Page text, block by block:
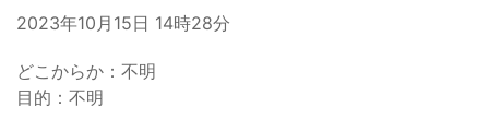
2023年10月15日 14時28分
どこからか：不明
目的：不明